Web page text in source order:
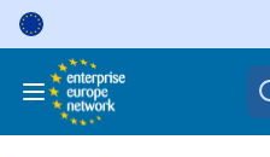
Skip
content